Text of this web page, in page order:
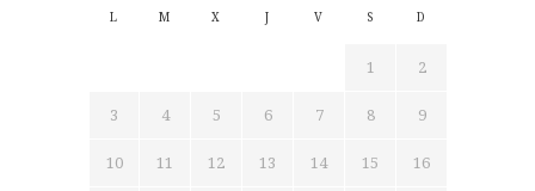
L M X J V S D
1 2
3 4 5 6 7 8 9
10 11 12 13 14 15 16